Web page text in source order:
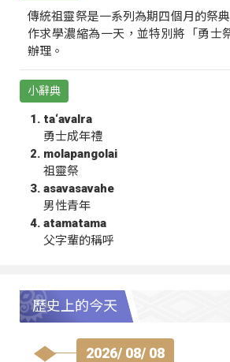
傳統祖靈祭是一系列為期四個月的祭
作求學濃縮為一天，並特別將「勇士
辦理。
小辭典
ta‘avalra
勇士成年禮
molapangolai
祖靈祭
asavasavahe
男性青年
atamatama
父字輩的稱呼
歷史上的今天
2026/ 08/ 08